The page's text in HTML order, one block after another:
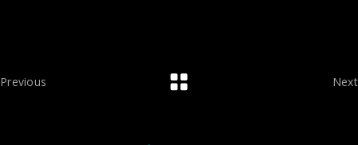
Previous Next